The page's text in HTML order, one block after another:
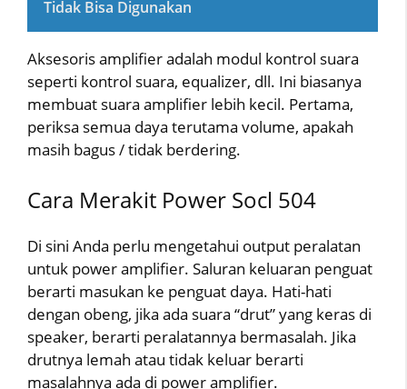
Tidak Bisa Digunakan
Aksesoris amplifier adalah modul kontrol suara
seperti kontrol suara, equalizer, dll. Ini biasanya
membuat suara amplifier lebih kecil. Pertama,
periksa semua daya terutama volume, apakah
masih bagus / tidak berdering.
Cara Merakit Power Socl 504
Di sini Anda perlu mengetahui output peralatan
untuk power amplifier. Saluran keluaran penguat
berarti masukan ke penguat daya. Hati-hati
dengan obeng, jika ada suara “drut” yang keras di
speaker, berarti peralatannya bermasalah. Jika
drutnya lemah atau tidak keluar berarti
masalahnya ada di power amplifier.